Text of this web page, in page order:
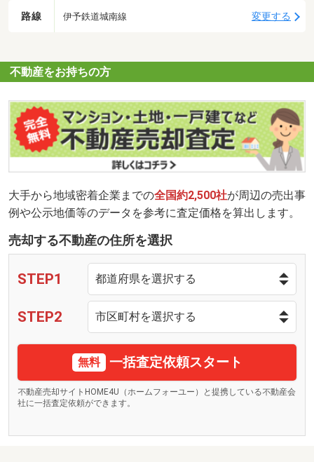
路線 伊予鉄道城南線 変更する
不動産をお持ちの方
大手から地域密着企業までの全国約2,500社が周辺の売出事
例や公示地価等のデータを参考に査定価格を算出します。
売却する不動産の住所を選択
STEP1
STEP2
無料 一括査定依頼スタート
不動産売却サイトHOME4U（ホームフォーユー）と提携している不動産会
社に一括査定依頼ができます。